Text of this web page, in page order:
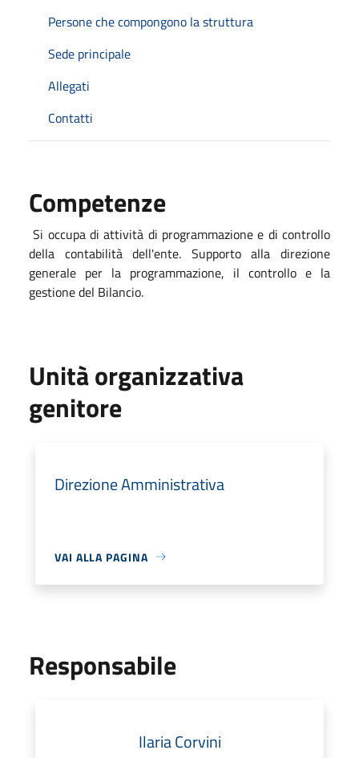
Persone che compongono la struttura
Sede principale
Allegati
Contatti
Competenze
Si occupa di attività di programmazione e di controllo
della contabilità dell'ente. Supporto alla direzione
generale per la programmazione, il controllo e la
gestione del Bilancio.
Unità organizzativa
genitore
Direzione Amministrativa
VAI ALLA PAGINA
Responsabile
Ilaria Corvini